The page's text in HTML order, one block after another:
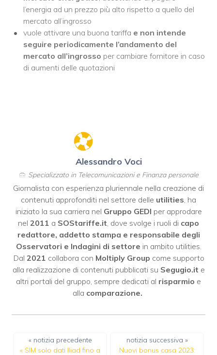
l’energia ad un prezzo più alto rispetto a quello del
mercato all’ingrosso
vuole attivare una buona tariffa e non intende
seguire periodicamente l’andamento del
mercato all’ingrosso per cambiare fornitore in caso
di aumenti delle quotazioni
Alessandro Voci
Specializzato in Telecomunicazioni e Finanza personale
Giornalista con esperienza pluriennale nella creazione di
contenuti approfonditi nel settore delle utilities , ha
iniziato la sua carriera nel Gruppo GEDI per approdare
nel 2011 a SOStariffe.it , dove svolge i ruoli di capo
redattore, addetto stampa e responsabile degli
Osservatori e Indagini di settore in ambito utilities.
Dal 2021 collabora con Moltiply Group come supporto
alla realizzazione di contenuti pubblicati su Segugio.it e
altri portali del gruppo, sempre dedicati al risparmio e
alla comparazione.
« notizia precedente
« SIM solo dati Iliad fino a
notizia successiva »
Nuovi bonus casa 2023: